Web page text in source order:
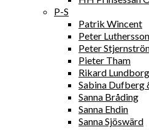
P-S
Patrik Wincent
Peter Luthersson
Peter
Pieter Tham
Rikard Lundborg
Sabina Dufberg
Sanna Bråding
Sanna Ehdin
Sanna Sjöswärd